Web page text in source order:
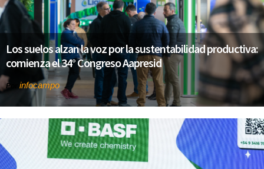
Los suelos alzan la voz por la sustentabilidad productiva:
comienza el 34° Congreso Aapresid
Por infocampo